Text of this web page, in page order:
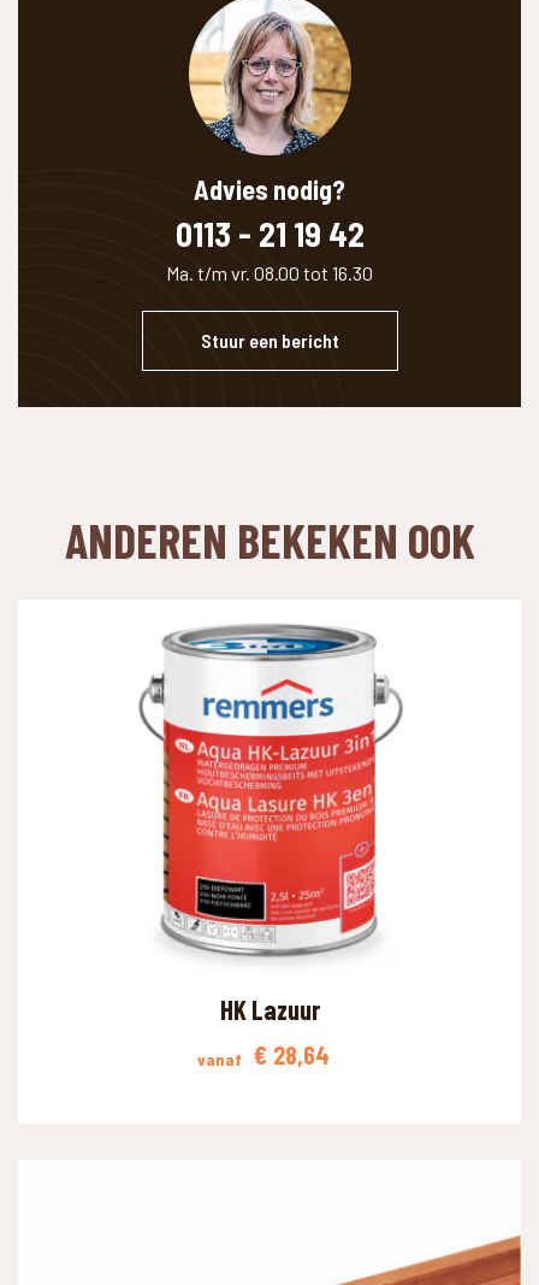
Advies nodig?
0113 - 21 19 42
Ma. t/m vr. 08.00 tot 16.30
Stuur een bericht
ANDEREN BEKEKEN OOK
HK Lazuur
vanaf € 28,64